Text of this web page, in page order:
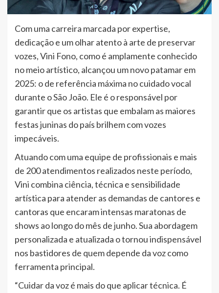
Com uma carreira marcada por expertise,
dedicação e um olhar atento à arte de preservar
vozes, Vini Fono, como é amplamente conhecido
no meio artístico, alcançou um novo patamar em
2025: o de referência máxima no cuidado vocal
durante o São João. Ele é o responsável por
garantir que os artistas que embalam as maiores
festas juninas do país brilhem com vozes
impecáveis.
Atuando com uma equipe de profissionais e mais
de 200 atendimentos realizados neste período,
Vini combina ciência, técnica e sensibilidade
artística para atender as demandas de cantores e
cantoras que encaram intensas maratonas de
shows ao longo do mês de junho. Sua abordagem
personalizada e atualizada o tornou indispensável
nos bastidores de quem depende da voz como
ferramenta principal.
“Cuidar da voz é mais do que aplicar técnica. É